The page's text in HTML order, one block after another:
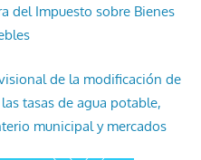
del Impuesto sobre Bienes
de la modificación de
tasas de agua potable,
municipal y mercados